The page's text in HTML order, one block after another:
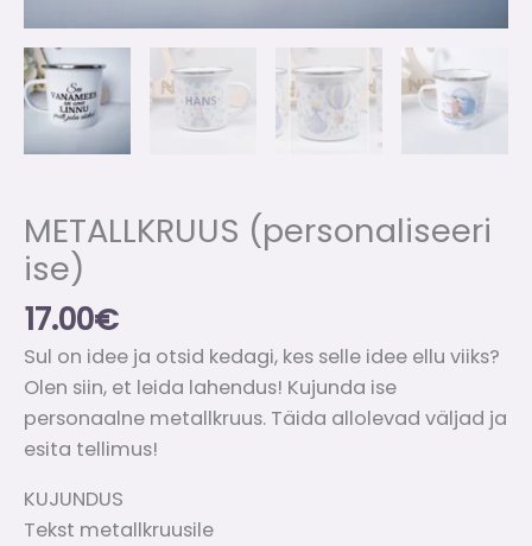
METALLKRUUS (personaliseeri
ise)
17.00€
Sul on idee ja otsid kedagi, kes selle idee ellu viiks?
Olen siin, et leida lahendus! Kujunda ise
personaalne metallkruus. Täida allolevad väljad ja
esita tellimus!
KUJUNDUS
Tekst metallkruusile